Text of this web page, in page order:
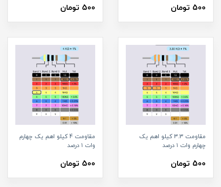
500 تومان 500 تومان
مقاومت 3.3 کیلو اهم یک
چهارم وات ۱ درصد
500 تومان
مقاومت 4 کیلو اهم یک چهارم
وات ۱ درصد
500 تومان